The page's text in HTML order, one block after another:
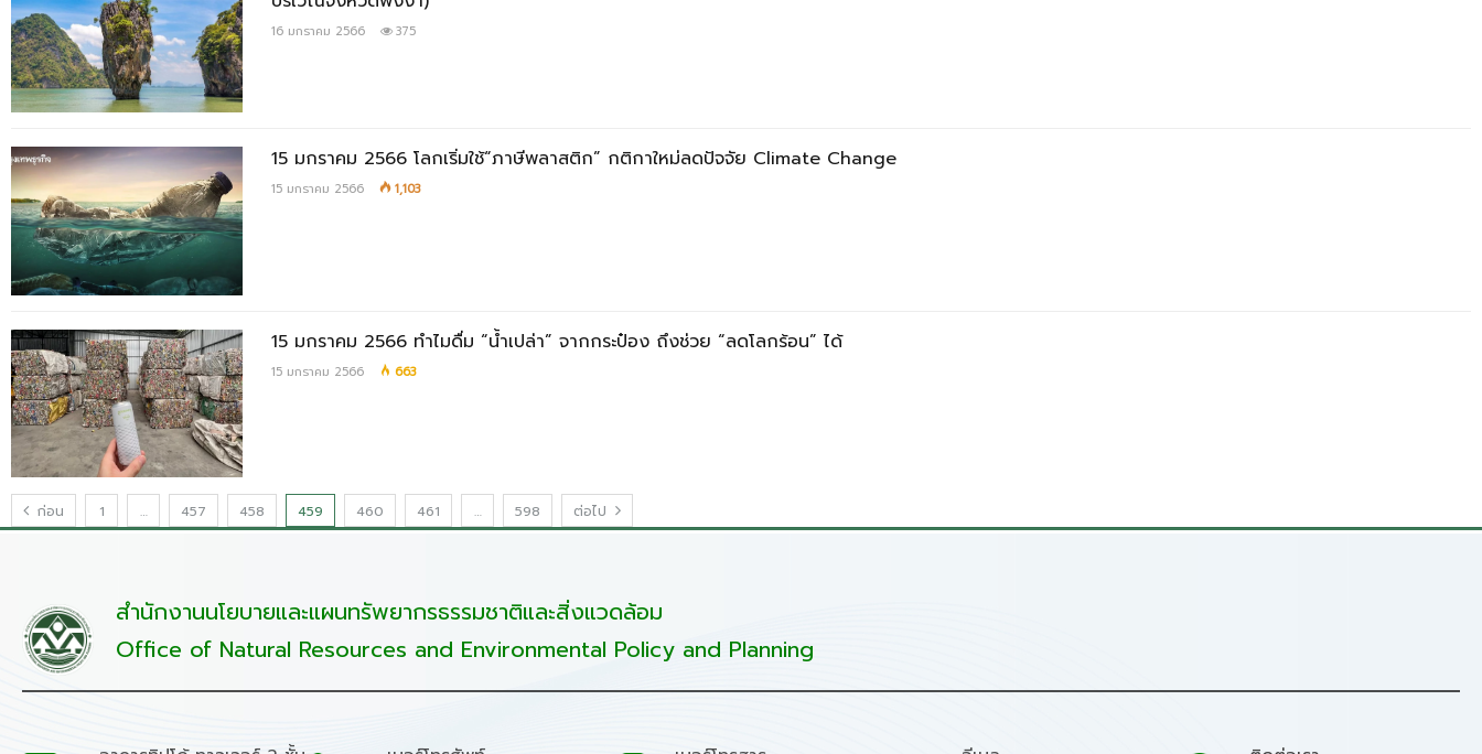
16 มกราคม 2566 375
15 มกราคม 2566 โลกเริ่มใช้“ภาษีพลาสติก” กติกาใหม่ลดปัจจัย Climate Change
15 มกราคม 2566 1,103
15 มกราคม 2566 ทำไมดื่ม “น้ำเปล่า” จากกระป๋อง ถึงช่วย “ลดโลกร้อน” ได้
15 มกราคม 2566 663
ก่อน 1 … 457 458 459 460 461 … 598 ต่อไป
สำนักงานนโยบายและแผนทรัพยากรธรรมชาติและสิ่งแวดล้อม
Office of Natural Resources and Environmental Policy and Planning